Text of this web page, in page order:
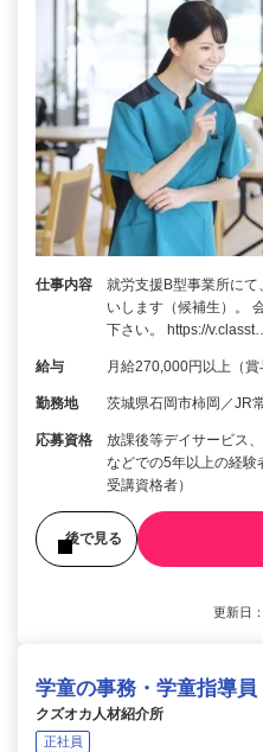
仕事内容
就労支援B型事業所に
いします（候補生）。
下さい。 https://
給与 月給270,000円以上（賞
勤務地 茨城県石岡市柿岡／JR
応募資格
放課後等デイサービス
などでの5年以上の経験
受講資格者）
後で見る
更新日
学童の事務・学童指導員
クズオカ人材紹介所
正社員